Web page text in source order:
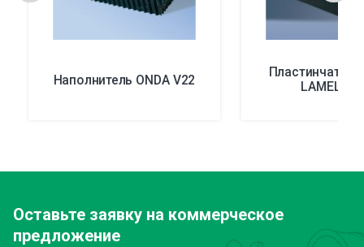
Наполнитель ONDA V22 Пластинчатые
LAMELLA
Оставьте заявку на коммерческое
предложение